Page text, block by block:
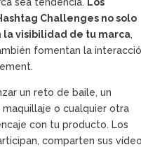
Challenges no solo
la visibilidad de tu marca,
fomentan la
un reto de baile, un
o cualquier otra
con tu producto. Los
comparten sus